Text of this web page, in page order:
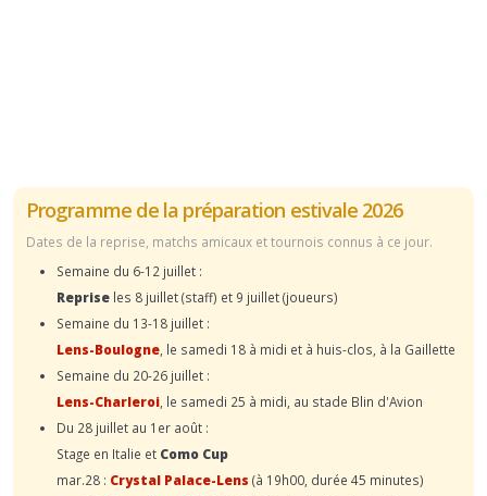
Programme de la préparation estivale 2026
Dates de la reprise, matchs amicaux et tournois connus à ce jour.
Semaine du 6-12 juillet :
Reprise les 8 juillet (staff) et 9 juillet (joueurs)
Semaine du 13-18 juillet :
Lens-Boulogne , le samedi 18 à midi et à huis-clos, à la Gaillette
Semaine du 20-26 juillet :
Lens-Charleroi , le samedi 25 à midi, au stade Blin d'Avion
Du 28 juillet au 1er août :
Stage en Italie et Como Cup
mar.28 : Crystal Palace-Lens (à 19h00, durée 45 minutes)